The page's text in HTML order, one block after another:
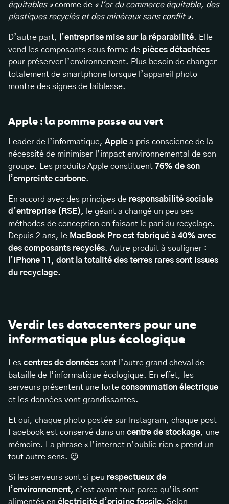
équitables »comme de « l'or du commerce équitable, des
plastiques recyclés et des minéraux sans conflit ».
D’autre part, l’entreprise mise sur la réparabilité. Elle
vend les composants sous forme de pièces détachées
pour préserver l’environnement. Plus besoin de changer
totalement de smartphone lorsque l’appareil photo
montre des signes de faiblesse.
Apple : la pomme passe au vert
Leader de l’informatique, Apple a pris conscience de la
nécessité de minimiser l’impact environnemental de son
groupe. Les produits Apple constituent 76% de son
l’empreinte carbone.
En accord avec des principes de responsabilité sociale
d’entreprise (RSE), le géant a changé un peu ses
méthodes de conception en faisant le pari du recyclage.
Depuis 2 ans, le MacBook Pro est fabriqué à 40% avec
des composants recyclés. Autre produit à souligner :
l’iPhone 11, dont la totalité des terres rares sont issues
du recyclage.
Verdir les datacenters pour une
informatique plus écologique
Les centres de données sont l’autre grand cheval de
bataille de l’informatique écologique. En effet, les
serveurs présentent une forte consommation électrique
et les données vont grandissantes.
Et oui, chaque photo postée sur Instagram, chaque post
Facebook est conservé dans un centre de stockage, une
mémoire. La phrase « l’internet n’oublie rien » prend un
tout autre sens. 😉
Si les serveurs sont si peu respectueux de
l’environnement, c’est avant tout parce qu’ils sont
alimentés en électricité d’origine fossile. Selon